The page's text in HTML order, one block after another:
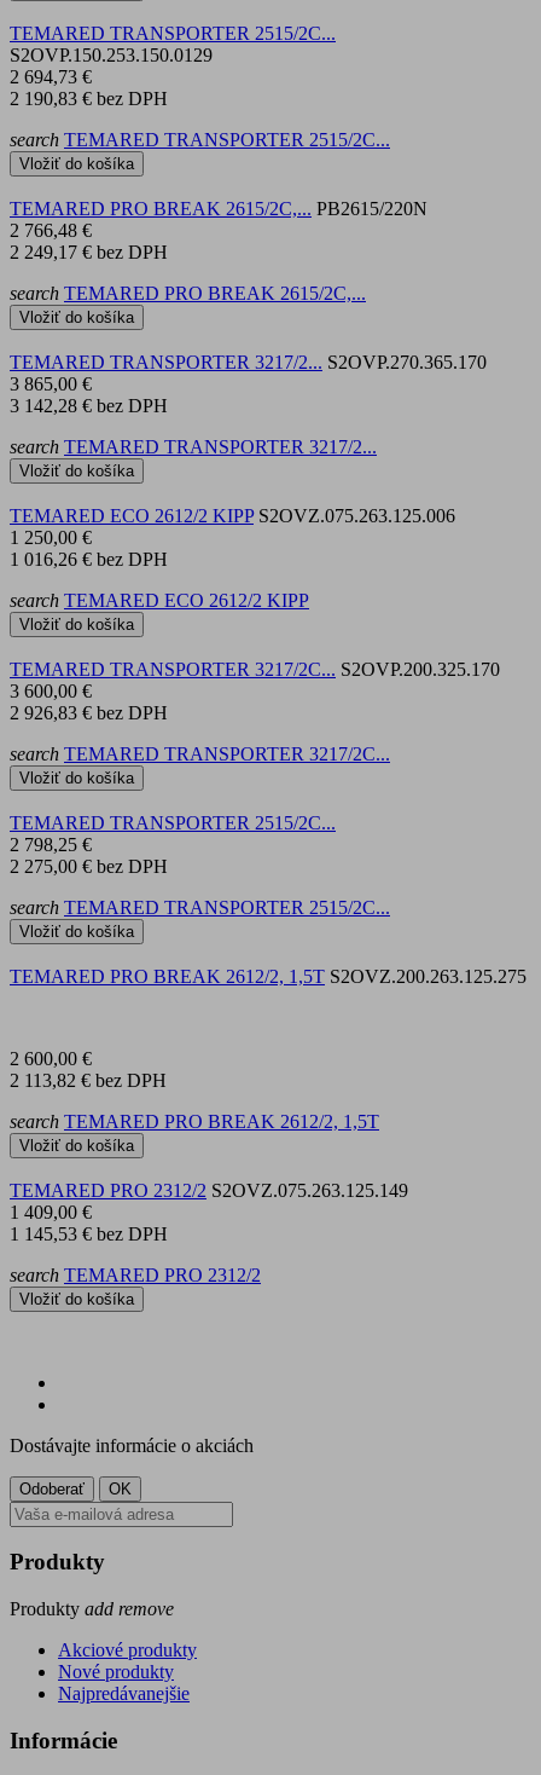
TEMARED TRANSPORTER 2515/2C...
S2OVP.150.253.150.0129
2 694,73 €
2 190,83 € bez DPH
search TEMARED TRANSPORTER 2515/2C...
Vložiť do košíka
TEMARED PRO BREAK 2615/2C,... PB2615/220N
2 766,48 €
2 249,17 € bez DPH
search TEMARED PRO BREAK 2615/2C,...
Vložiť do košíka
TEMARED TRANSPORTER 3217/2... S2OVP.270.365.170
3 865,00 €
3 142,28 € bez DPH
search TEMARED TRANSPORTER 3217/2...
Vložiť do košíka
TEMARED ECO 2612/2 KIPP S2OVZ.075.263.125.006
1 250,00 €
1 016,26 € bez DPH
search TEMARED ECO 2612/2 KIPP
Vložiť do košíka
TEMARED TRANSPORTER 3217/2C... S2OVP.200.325.170
3 600,00 €
2 926,83 € bez DPH
search TEMARED TRANSPORTER 3217/2C...
Vložiť do košíka
TEMARED TRANSPORTER 2515/2C...
2 798,25 €
2 275,00 € bez DPH
search TEMARED TRANSPORTER 2515/2C...
Vložiť do košíka
TEMARED PRO BREAK 2612/2, 1,5T S2OVZ.200.263.125.275
2 600,00 €
2 113,82 € bez DPH
search TEMARED PRO BREAK 2612/2, 1,5T
Vložiť do košíka
TEMARED PRO 2312/2 S2OVZ.075.263.125.149
1 409,00 €
1 145,53 € bez DPH
search TEMARED PRO 2312/2
Vložiť do košíka
Dostávajte informácie o akciách
Produkty
Produkty add remove
Akciové produkty
Nové produkty
Najpredávanejšie
Informácie